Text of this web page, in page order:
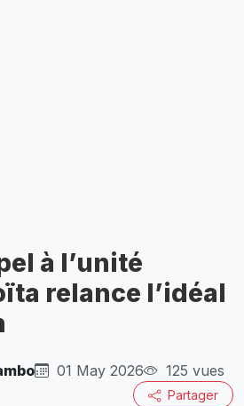
à l’unité
relance l’idéal
01 May 2026 125 vues
Partager